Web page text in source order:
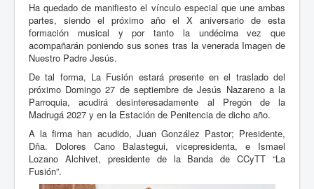
Ha quedado de manifiesto el vínculo especial que une ambas
partes, siendo el próximo año el X aniversario de esta
formación musical y por tanto la undécima vez que
acompañarán poniendo sus sones tras la venerada Imagen de
Nuestro Padre Jesús.
De tal forma, La Fusión estará presente en el traslado del
próximo Domingo 27 de septiembre de Jesús Nazareno a la
Parroquia, acudirá desinteresadamente al Pregón de la
Madrugá 2027 y en la Estación de Penitencia de dicho año.
A la firma han acudido, Juan González Pastor; Presidente,
Dña. Dolores Cano Balastegui, vicepresidenta, e Ismael
Lozano Alchivet, presidente de la Banda de CCyTT “La
Fusión”.